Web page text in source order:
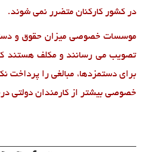
در کشور کارکنان متضرر نمی شوند.
موسسات خصوصی میزان حقوق و
تصویب می رسانند و مکلف هستند
برای دستمزدها، مبالغی را پرداخت
خصوصی بیشتر از کارمندان دولتی